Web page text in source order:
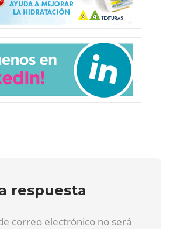
respuesta
correo electrónico no será